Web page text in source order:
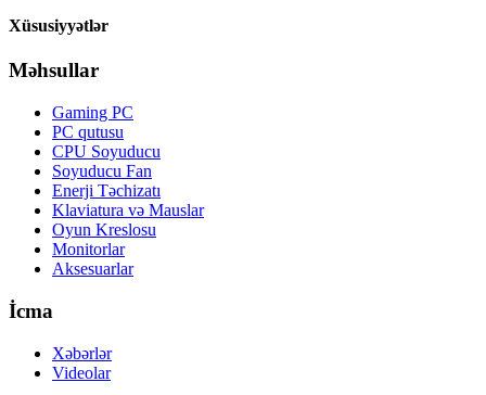
Xüsusiyyətlər
Məhsullar
Gaming PC
PC qutusu
CPU Soyuducu
Soyuducu Fan
Enerji Təchizatı
Klaviatura və Mauslar
Oyun Kreslosu
Monitorlar
Aksesuarlar
İcma
Xəbərlər
Videolar